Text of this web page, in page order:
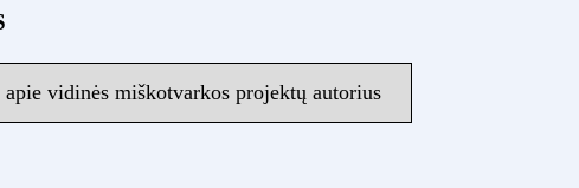
vidinės miškotvarkos projektų autorius